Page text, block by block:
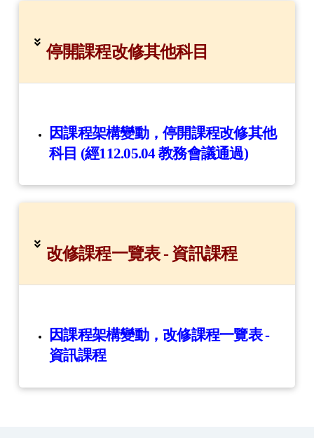
停開課程改修其他科目
因課程架構變動，停開課程改修其他
科目 (經112.05.04 教務會議通過)
改修課程一覽表 - 資訊課程
因課程架構變動，改修課程一覽表 -
資訊課程